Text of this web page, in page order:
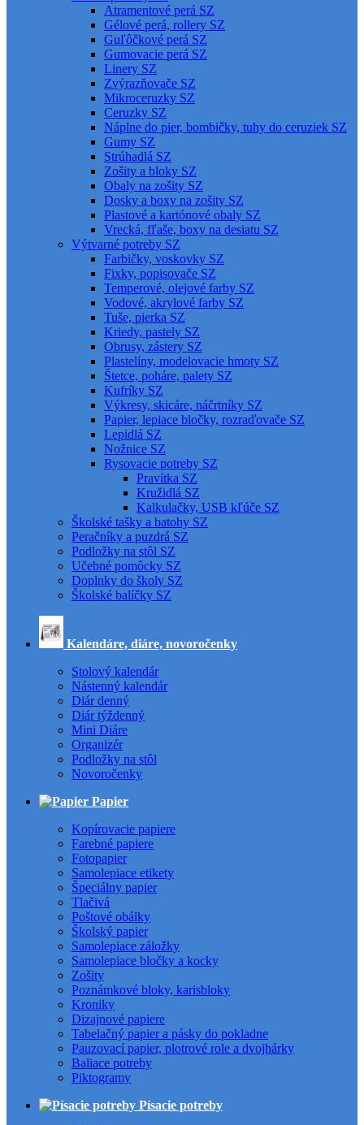
Atramentové perá SZ
Gélové perá, rollery SZ
Guľôčkové perá SZ
Gumovacie perá SZ
Linery SZ
Zvýrazňovače SZ
Mikroceruzky SZ
Ceruzky SZ
Náplne do pier, bombičky, tuhy do ceruziek SZ
Gumy SZ
Strúhadlá SZ
Zošity a bloky SZ
Obaly na zošity SZ
Dosky a boxy na zošity SZ
Plastové a kartónové obaly SZ
Vrecká, fľaše, boxy na desiatu SZ
Výtvarné potreby SZ
Farbičky, voskovky SZ
Fixky, popisovače SZ
Temperové, olejové farby SZ
Vodové, akrylové farby SZ
Tuše, pierka SZ
Kriedy, pastely SZ
Obrusy, zástery SZ
Plastelíny, modelovacie hmoty SZ
Štetce, poháre, palety SZ
Kufríky SZ
Výkresy, skicáre, náčrtníky SZ
Papier, lepiace bločky, rozraďovače SZ
Lepidlá SZ
Nožnice SZ
Rysovacie potreby SZ
Pravítka SZ
Kružidlá SZ
Kalkulačky, USB kľúče SZ
Školské tašky a batohy SZ
Peračníky a puzdrá SZ
Podložky na stôl SZ
Učebné pomôcky SZ
Doplnky do školy SZ
Školské balíčky SZ
Kalendáre, diáre, novoročenky
Stolový kalendár
Nástenný kalendár
Diár denný
Diár týždenný
Mini Diáre
Organizér
Podložky na stôl
Novoročenky
Papier
Kopírovacie papiere
Farebné papiere
Fotopapier
Samolepiace etikety
Špeciálny papier
Tlačivá
Poštové obálky
Školský papier
Samolepiace záložky
Samolepiace bločky a kocky
Zošity
Poznámkové bloky, karisbloky
Kroniky
Dizajnové papiere
Tabelačný papier a pásky do pokladne
Pauzovací papier, plotrové role a dvojhárky
Baliace potreby
Piktogramy
Písacie potreby